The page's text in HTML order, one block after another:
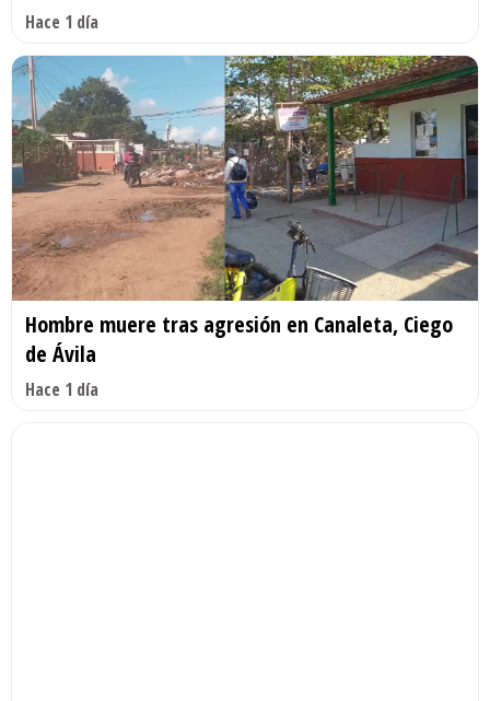
Hace 1 día
Hombre muere tras agresión en Canaleta, Ciego
de Ávila
Hace 1 día